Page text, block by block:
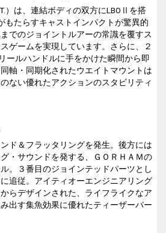
）は、連結ボディの双方にLBOⅡを搭
もたらすキャストインパクトが驚異的
でのジョイントルアーの常識を覆すス
ゲームを実現しています。さらに、２
ールハンドルに手をかけた瞬間から即
軸・同期化されたウエイトマウントは
ない優れたアクションのスタビリティ
ド＆フラッタリングを発生。後方には
・サウンドを発する、ＧＯＲＨＡＭの
。３番目のジョインテッドパーツとし
追従。アイティオーエンジニアリング
らデザインされた、ライフライクなア
出す集魚効果に優れたティーザーパー